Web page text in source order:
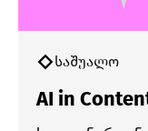
საშუალო
AI in